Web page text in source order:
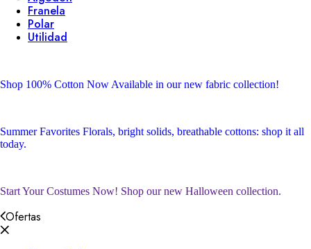
Franela
Polar
Utilidad
Shop 100% Cotton Now Available in our new fabric collection!
Summer Favorites Florals, bright solids, breathable cottons: shop it all
today.
Start Your Costumes Now! Shop our new Halloween collection.
Ofertas